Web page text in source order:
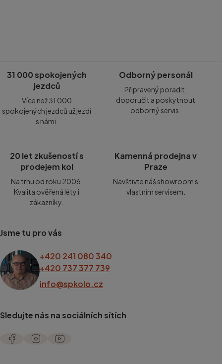
31 000 spokojených
jezdců
Více než 31 000
spokojených jezdců už jezdí
s námi.
Odborný personál
Připravený poradit,
doporučit a poskytnout
odborný servis.
20 let zkušeností s
prodejem kol
Na trhu od roku 2006.
Kvalita ověřená léty i
zákazníky.
Kamenná prodejna v
Praze
Navštivte náš showroom s
vlastním servisem.
Jsme tu pro vás
+420 241 080 340
+420 737 377 739
info@spkolo.cz
Sledujte nás na sociálních sítích